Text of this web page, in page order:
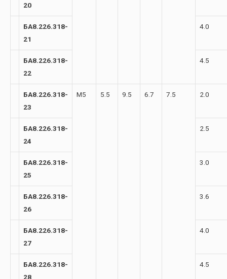
20
БА8.226.318-
21
4.0
БА8.226.318-
22
4.5
БА8.226.318-
23
М5 5.5 9.5 6.7 7.5 2.0
БА8.226.318-
24
2.5
БА8.226.318-
25
3.0
БА8.226.318-
26
3.6
БА8.226.318-
27
4.0
БА8.226.318-
28
4.5